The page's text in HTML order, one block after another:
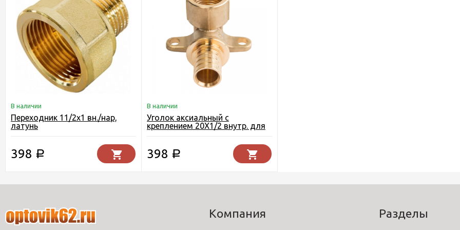
В наличии
Переходник 11/2х1 вн./нар,
латунь
398 Р
В наличии
Уголок аксиальный с
креплением 20Х1/2 внутр. для
398 Р
Компания Разделы